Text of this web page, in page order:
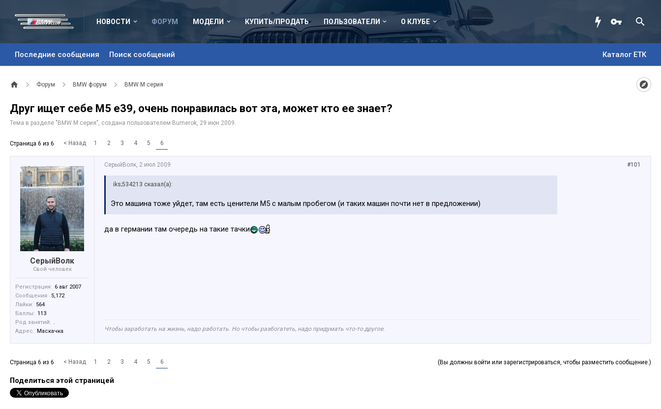
НОВОСТИ ФОРУМ
Последние сообщения Поиск сообщений Каталог ETK
МОДЕЛИ КУПИТЬ/ПРОДАТЬ ПОЛЬЗОВАТЕЛИ О КЛУБЕ
Форум BMW форум BMW M серия
Друг ищет себе М5 e39, очень понравилась вот эта, может кто ее знает?
Тема в разделе " BMW M серия", создана пользователем Bumerok, 29 июн 2009.
Страница 6 из 6 < Назад 1 2 3 4 5 6
СерыйВолк
Свой человек
Регистрация: 6 авг 2007
Сообщения: 5,172
Лайки: 564
Баллы: 113
Род занятий: .
Адрес:
Маскачка
#101
СерыйВолк, 2 июл 2009
iks;534213 сказал(а):
Это машина тоже уйдет, там есть ценители М5 с малым пробегом (и таких машин почти нет в предложении)
да в германии там очередь на такие тачки
Чтобы заработать на жизнь, надо работать. Но чтобы разбогатеть, надо придумать что-то другое.
(Вы должны войти или зарегистрироваться, чтобы разместить сообщение.)
Страница 6 из 6 < Назад 1 2 3 4 5 6
Поделиться этой страницей